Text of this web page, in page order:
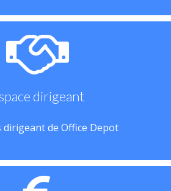
dirigeant
dirigeant de Office Depot